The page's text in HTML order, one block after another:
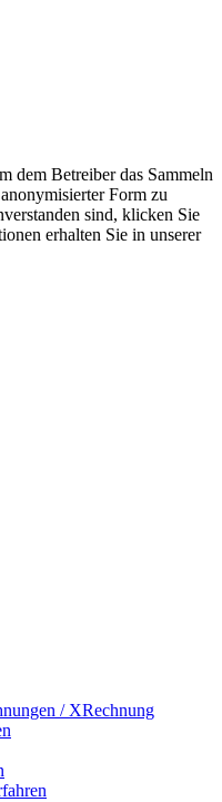
dem Betreiber das Sammeln
Form zu
sind, klicken Sie
erhalten Sie in unserer
/ XRechnung